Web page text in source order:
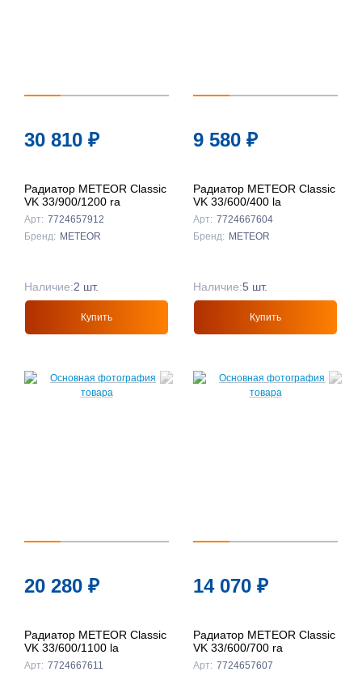
30 810 ₽
Радиатор METEOR Classic
VK 33/900/1200 ra
Арт: 7724657912
Бренд: METEOR
Наличие:2 шт.
Купить
9 580 ₽
Радиатор METEOR Classic
VK 33/600/400 la
Арт: 7724667604
Бренд: METEOR
Наличие:5 шт.
Купить
20 280 ₽
Радиатор METEOR Classic
VK 33/600/1100 la
Арт: 7724667611
14 070 ₽
Радиатор METEOR Classic
VK 33/600/700 ra
Арт: 7724657607